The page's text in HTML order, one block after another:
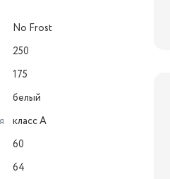
No Frost
250
175
белый
класс A
60
64